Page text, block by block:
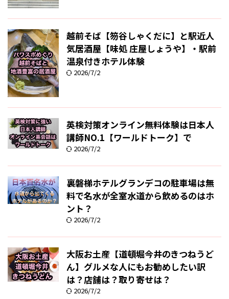
越前そば【笏谷しゃくだに】と駅近人
気居酒屋【味処 庄屋しょうや】・駅前
温泉付きホテル体験
2026/7/2
英検対策オンライン無料体験は日本人
講師NO.1【ワールドトーク】で
2026/7/2
裏磐梯ホテルグランデコの駐車場は無
料で名水が全室水道から飲めるのはホ
ント？
2026/7/2
大阪お土産【道頓堀今井のきつねうど
ん】グルメな人にもお勧めしたい訳
は？店舗は？取り寄せは？
2026/7/2